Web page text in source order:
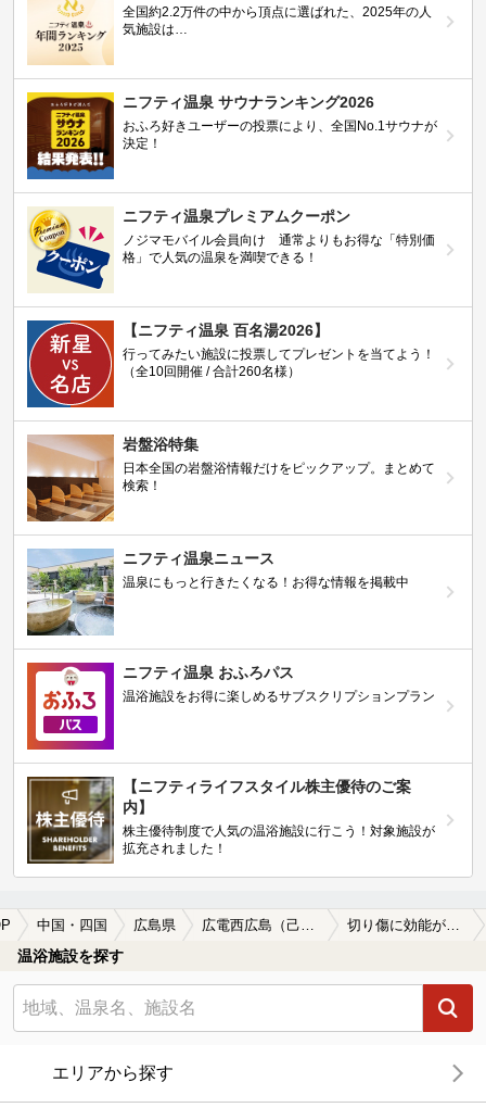
全国約2.2万件の中から頂点に選ばれた、2025年の人
気施設は…
ニフティ温泉 サウナランキング2026
おふろ好きユーザーの投票により、全国No.1サウナが
決定！
ニフティ温泉プレミアムクーポン
ノジマモバイル会員向け 通常よりもお得な「特別価
格」で人気の温泉を満喫できる！
【ニフティ温泉 百名湯2026】
行ってみたい施設に投票してプレゼントを当てよう！
（全10回開催 / 合計260名様）
岩盤浴特集
日本全国の岩盤浴情報だけをピックアップ。まとめて
検索！
ニフティ温泉ニュース
温泉にもっと行きたくなる！お得な情報を掲載中
ニフティ温泉 おふろパス
温浴施設をお得に楽しめるサブスクリプションプラン
【ニフティライフスタイル株主優待のご案
内】
株主優待制度で人気の温浴施設に行こう！対象施設が
拡充されました！
中国・四国 広島県 広電西広島（己斐）駅 切り傷に効能がある広電西広島（己斐）駅近くの温泉、日帰り温泉、スーパー銭湯おすすめ
温浴施設を探す
エリアから探す